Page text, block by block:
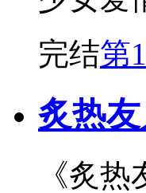
完结第
炙热友
《炙